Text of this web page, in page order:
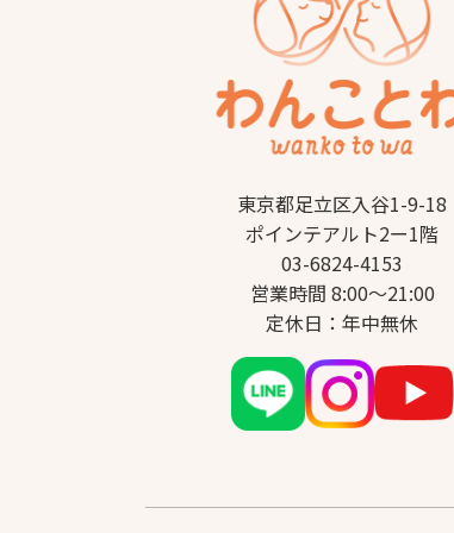
東京都足立区入谷1-9-18
ポインテアルト2ー1階
03-6824-4153
営業時間 8:00～21:00
定休日：年中無休